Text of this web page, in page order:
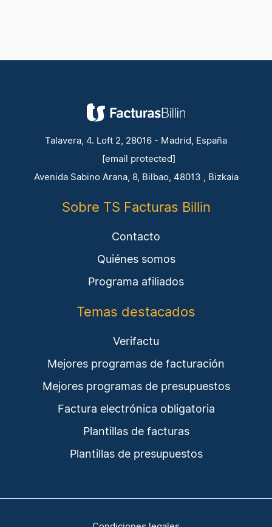
Talavera, 4. Loft 2, 28016 - Madrid, España
[email protected]
Avenida Sabino Arana, 8, Bilbao, 48013 , Bizkaia
Sobre TS Facturas Billin
Contacto
Quiénes somos
Programa afiliados
Temas destacados
Verifactu
Mejores programas de facturación
Mejores programas de presupuestos
Factura electrónica obligatoria
Plantillas de facturas
Plantillas de presupuestos